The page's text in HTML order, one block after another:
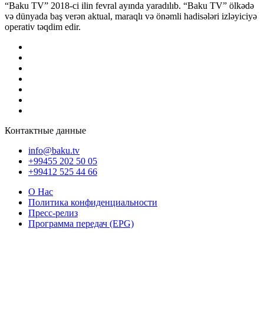
“Baku TV” 2018-ci ilin fevral ayında yaradılıb. “Baku TV” ölkədə
və dünyada baş verən aktual, maraqlı və önəmli hadisələri izləyiciyə
operativ təqdim edir.
Контактные данные
info@baku.tv
+99455 202 50 05
+99412 525 44 66
О Нас
Политика конфиденциальности
Пресс-релиз
Программа передач (EPG)